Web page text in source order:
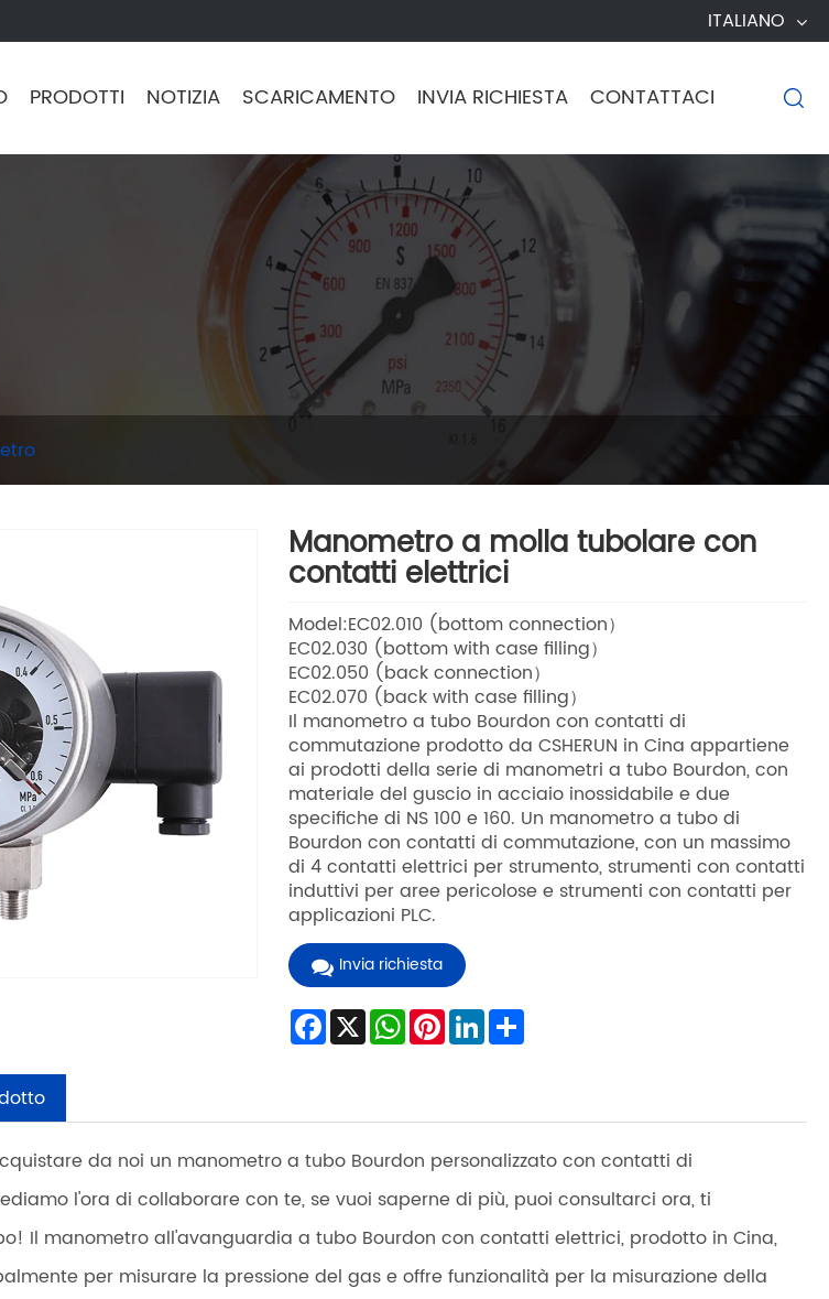
ITALIANO
PRODOTTI NOTIZIA SCARICAMENTO INVIA RICHIESTA CONTATTACI 
Manometro a molla tubolare con
contatti elettrici
Model:EC02.010 (bottom connection）
EC02.030 (bottom with case filling）
EC02.050 (back connection）
EC02.070 (back with case filling）
Il manometro a tubo Bourdon con contatti di
commutazione prodotto da CSHERUN in Cina appartiene
ai prodotti della serie di manometri a tubo Bourdon, con
materiale del guscio in acciaio inossidabile e due
specifiche di NS 100 e 160. Un manometro a tubo di
Bourdon con contatti di commutazione, con un massimo
di 4 contatti elettrici per strumento, strumenti con contatti
induttivi per aree pericolose e strumenti con contatti per
applicazioni PLC.
Invia richiesta
Facebook
X WhatsApp
Pinterest
LinkedInShare
da noi un manometro a tubo Bourdon personalizzato con contatti di
l'ora di collaborare con te, se vuoi saperne di più, puoi consultarci ora, ti
Il manometro all'avanguardia a tubo Bourdon con contatti elettrici, prodotto in Cina,
per misurare la pressione del gas e offre funzionalità per la misurazione della